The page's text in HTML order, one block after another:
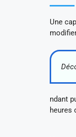
Une
ndant
heures